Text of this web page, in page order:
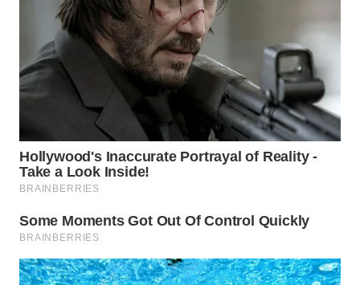
SUBANG
WN
SUKABUMI
WN
PRIANGAN
TIMUR
WN
SEMARANG